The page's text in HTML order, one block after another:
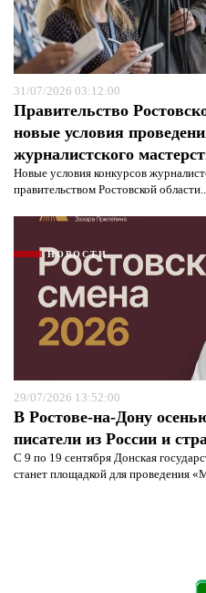
31/07/2026 03:12:00
Правительство
новые условия
журналистского
Новые условия конкурсов
правительством Ростовской
НОВОСТИ
29/07/2026 13:52:00
В Ростове-на-Дону
писатели из России и
С 9 по 19 сентября Донская
станет площадкой для проведения